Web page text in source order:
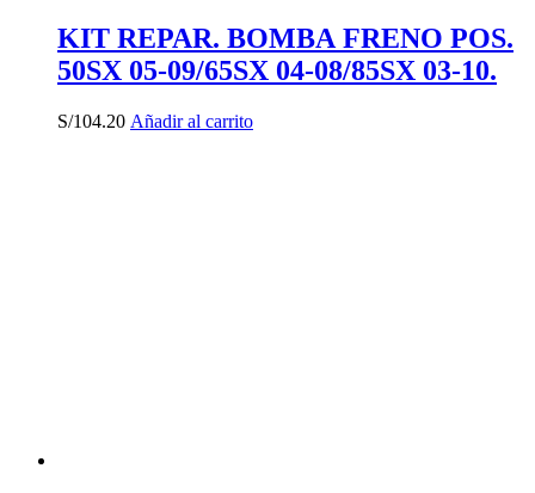
KIT REPAR. BOMBA FRENO POS.
50SX 05-09/65SX 04-08/85SX 03-10.
S/104.20 Añadir al carrito